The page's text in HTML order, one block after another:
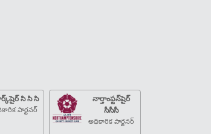
సి సి సి
పార్టనర్
నార్తాంప్టన్‌షైర్
సీసీసీ
అధికారిక పార్టనర్